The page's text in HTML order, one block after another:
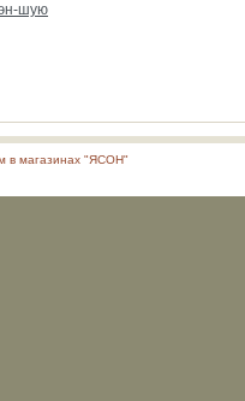
шую
в магазинах "ЯСОН"